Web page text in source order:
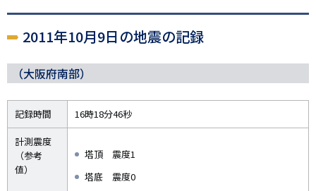
2011年10月9日の地震の記録
（大阪府南部）
記録時間 16時18分46秒
計測震度
（参考
値）
塔頂 震度1
塔底 震度0